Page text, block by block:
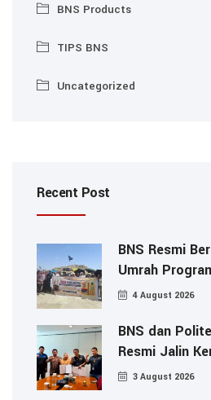
BNS Products
TIPS BNS
Uncategorized
Recent Post
BNS Resmi
Umrah
4 August 2026
BNS dan
Resmi Jalin
3 August 2026